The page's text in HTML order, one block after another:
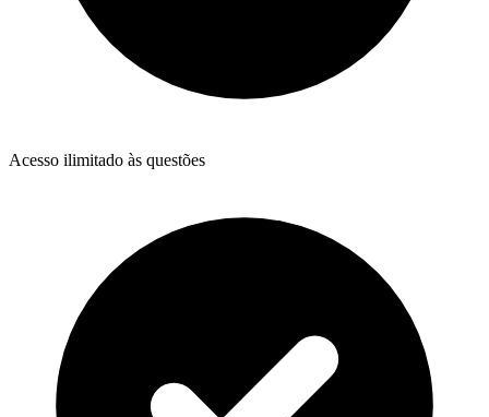
Acesso ilimitado às questões